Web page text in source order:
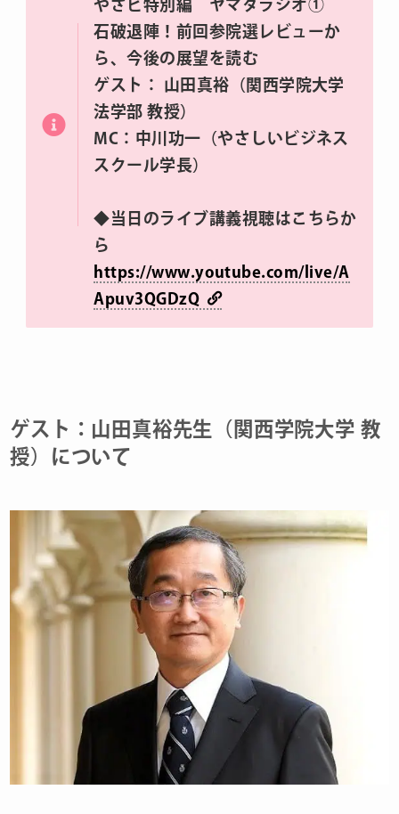
やさビ特別編 ヤマダラジオ①
石破退陣！前回参院選レビューか
ら、今後の展望を読む
ゲスト： 山田真裕（関西学院大学
法学部 教授）
MC：中川功一（やさしいビジネス
スクール学長）
◆当日のライブ講義視聴はこちらか
ら
https://www.youtube.com/live/A
Apuv3QGDzQ
ゲスト：山田真裕先生（関西学院大学 教
授）について